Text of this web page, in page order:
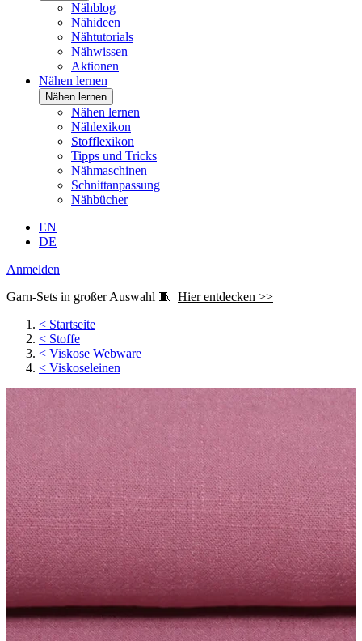
Nähblog
Nähideen
Nähtutorials
Nähwissen
Aktionen
Nähen lernen
Nähen lernen
Nähen lernen
Nählexikon
Stofflexikon
Tipps und Tricks
Nähmaschinen
Schnittanpassung
Nähbücher
EN
DE
Anmelden
Garn-Sets in großer Auswahl 🧵 Hier entdecken >>
< Startseite
< Stoffe
< Viskose Webware
< Viskoseleinen